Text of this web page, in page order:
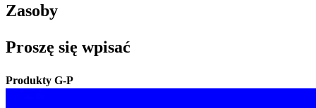
Zasoby​​
Proszę się wpisać​​
Produkty G-P​​